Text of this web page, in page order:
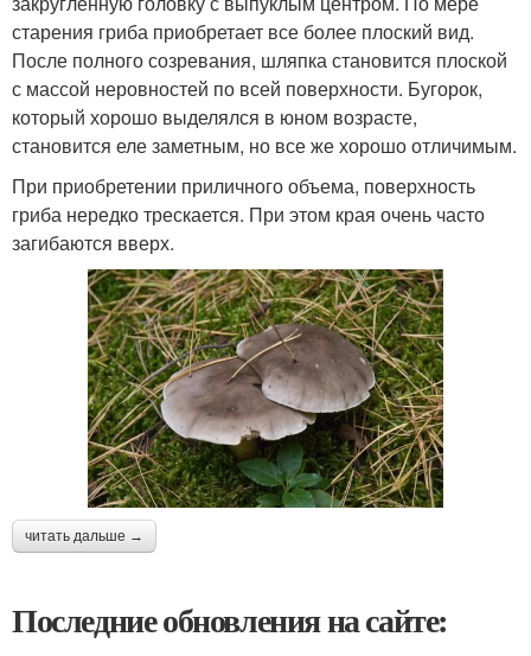
старения гриба приобретает все более плоский вид.
После полного созревания, шляпка становится плоской
с массой неровностей по всей поверхности. Бугорок,
который хорошо выделялся в юном возрасте,
становится еле заметным, но все же хорошо отличимым.
При приобретении приличного объема, поверхность
гриба нередко трескается. При этом края очень часто
загибаются вверх.
читать дальше →
Последние обновления на сайте: